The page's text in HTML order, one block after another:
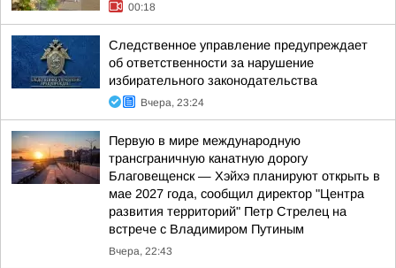
00:18
Следственное управление предупреждает
об ответственности за нарушение
избирательного законодательства
Вчера, 23:24
Первую в мире международную
трансграничную канатную дорогу
Благовещенск — Хэйхэ планируют открыть в
мае 2027 года, сообщил директор "Центра
развития территорий" Петр Стрелец на
встрече с Владимиром Путиным
Вчера, 22:43